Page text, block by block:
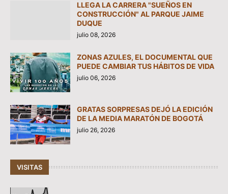
LLEGA LA CARRERA "SUEÑOS EN
CONSTRUCCIÓN" AL PARQUE JAIME
DUQUE
julio 08, 2026
ZONAS AZULES, EL DOCUMENTAL QUE
PUEDE CAMBIAR TUS HÁBITOS DE VIDA
julio 06, 2026
GRATAS SORPRESAS DEJÓ LA EDICIÓN
DE LA MEDIA MARATÓN DE BOGOTÁ
julio 26, 2026
VISITAS